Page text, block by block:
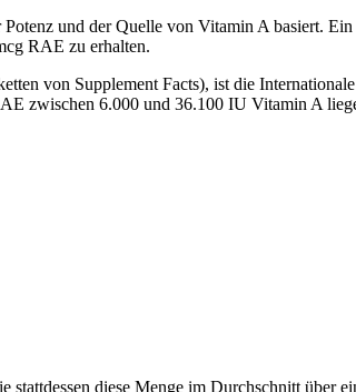
und der Quelle von Vitamin A basiert.
RAE zu erhalten.
von Supplement Facts), ist die
zwischen 6.000 und 36.100 IU Vitamin A
diese Menge im Durchschnitt über